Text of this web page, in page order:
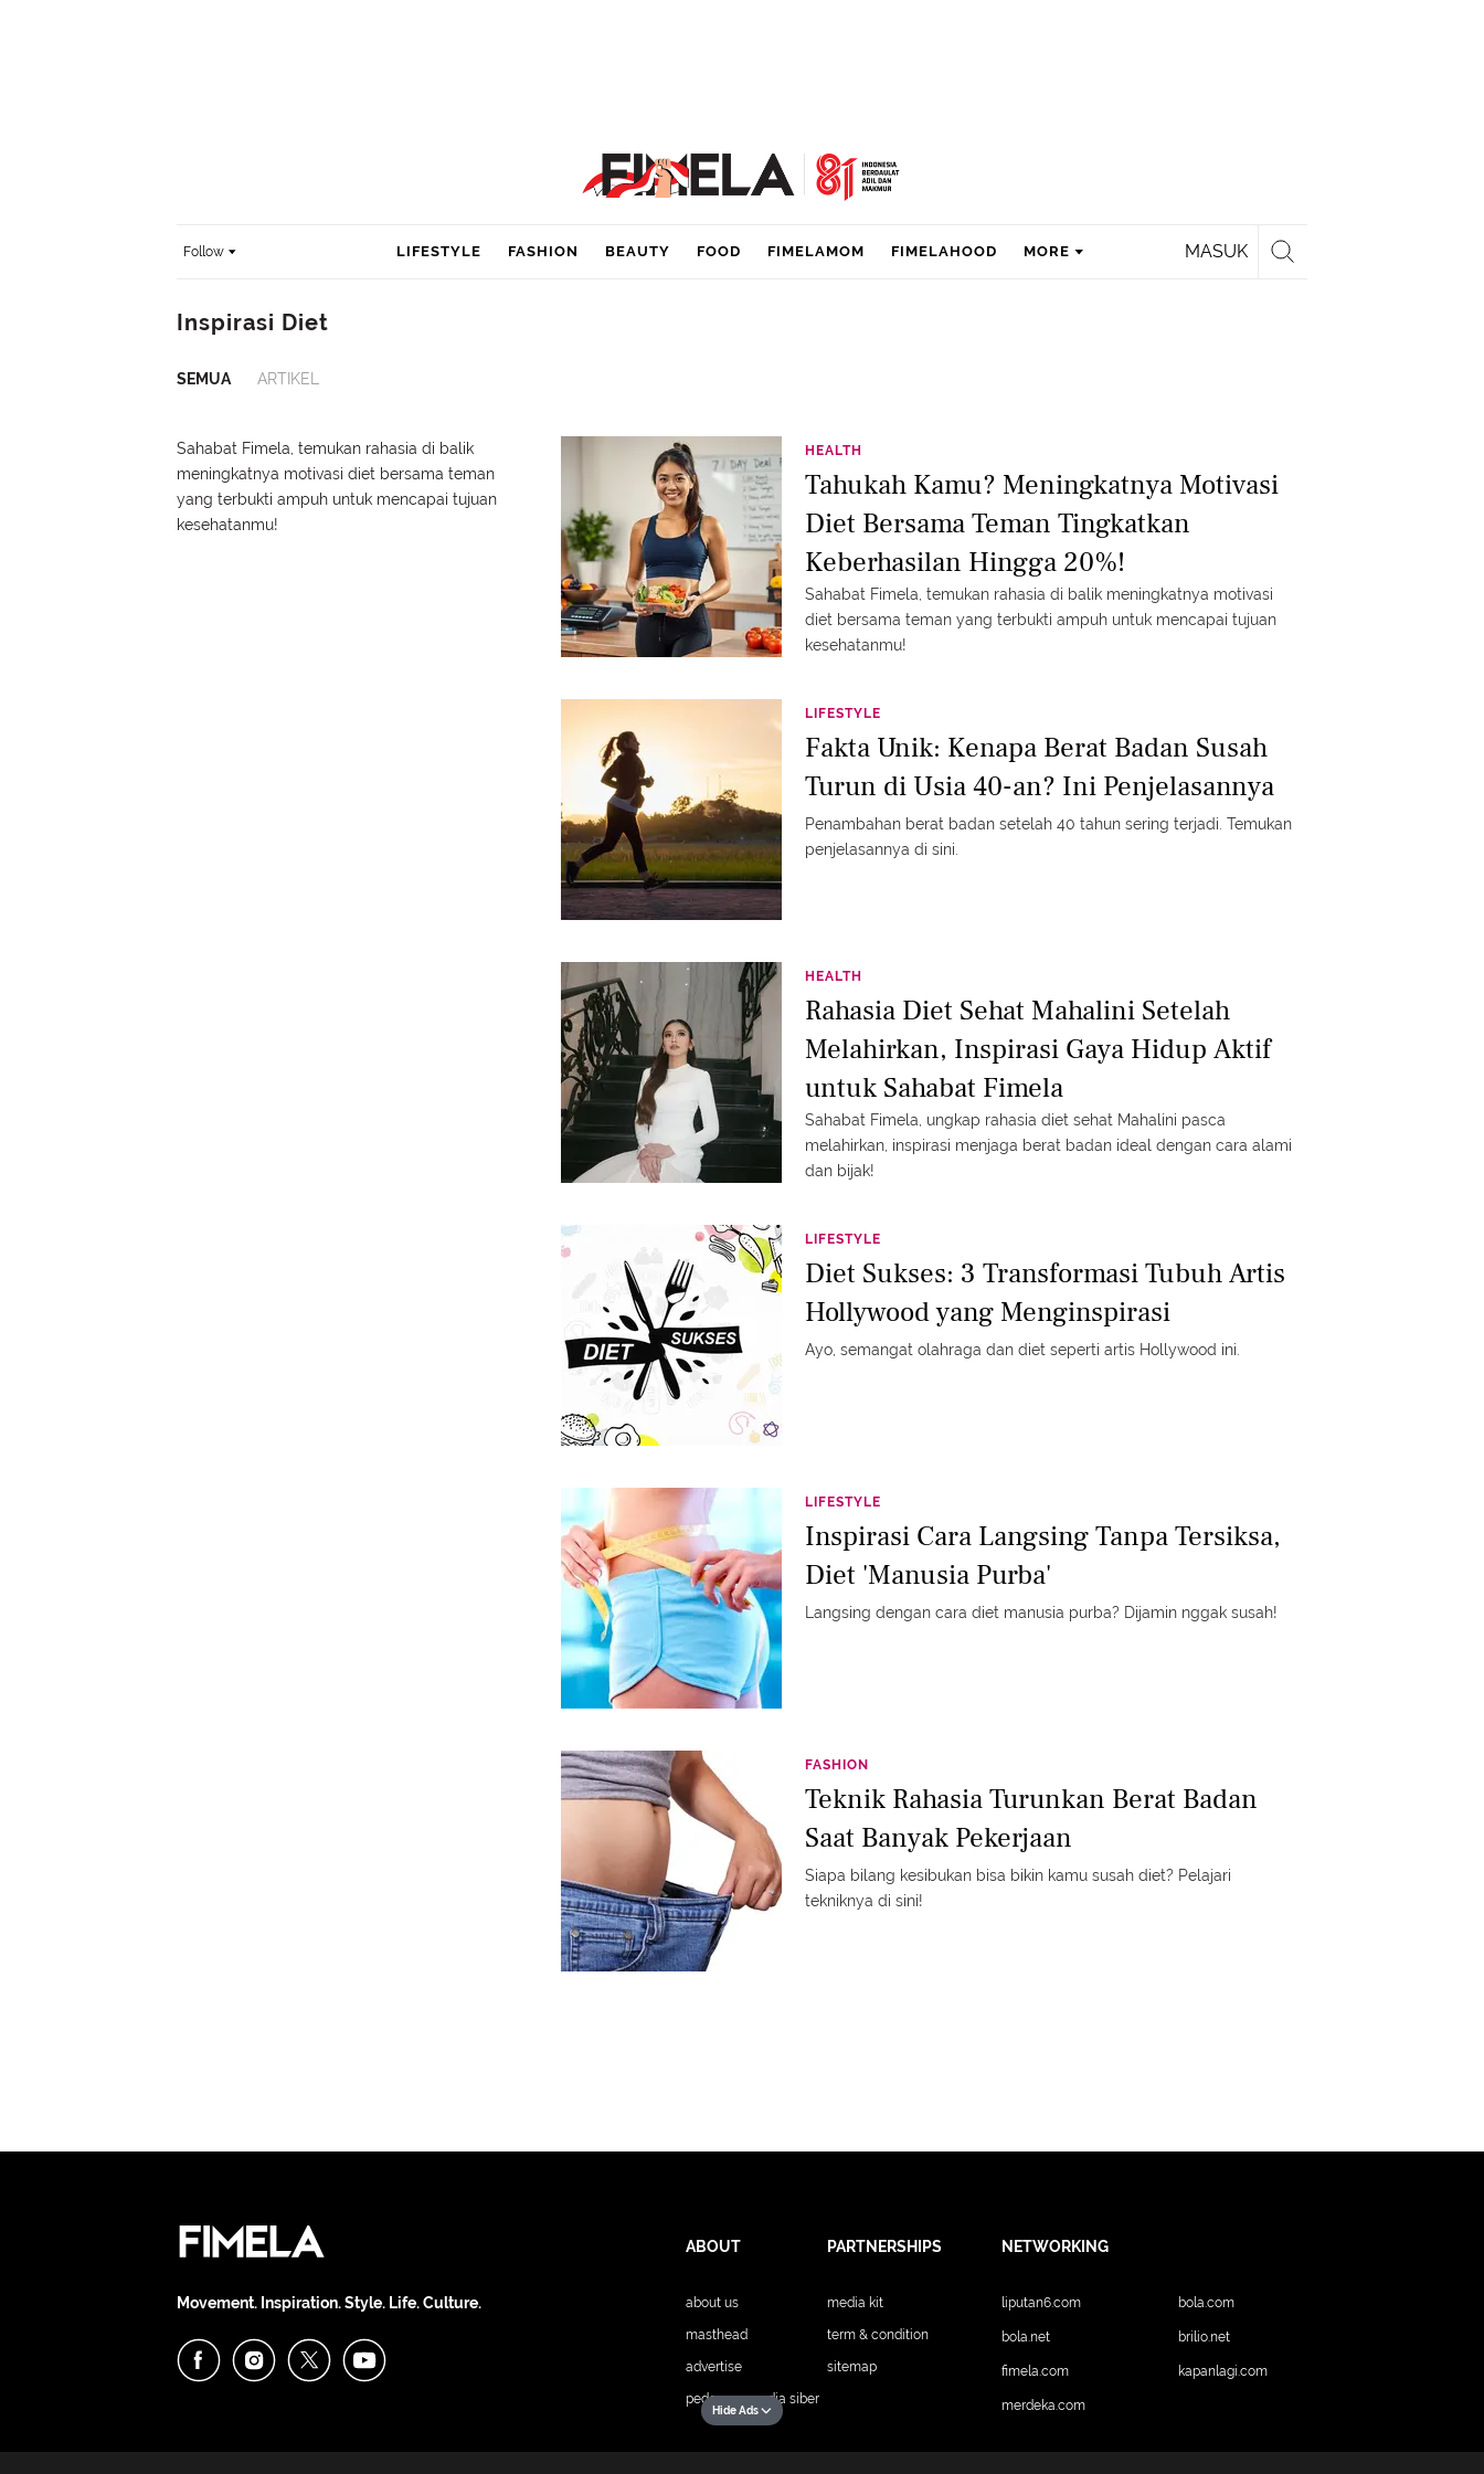
Follow MASUK
LIFESTYLE FASHION BEAUTY FOOD FIMELAMOM FIMELAHOOD MORE
Inspirasi Diet
SEMUA ARTIKEL
Sahabat Fimela, temukan rahasia di balik
meningkatnya motivasi diet bersama teman
yang terbukti ampuh untuk mencapai tujuan
kesehatanmu!
HEALTH
Tahukah Kamu? Meningkatnya Motivasi
Diet Bersama Teman Tingkatkan
Keberhasilan Hingga 20%!
Sahabat Fimela, temukan rahasia di balik meningkatnya motivasi
diet bersama teman yang terbukti ampuh untuk mencapai tujuan
kesehatanmu!
LIFESTYLE
Fakta Unik: Kenapa Berat Badan Susah
Turun di Usia 40-an? Ini Penjelasannya
Penambahan berat badan setelah 40 tahun sering terjadi. Temukan
penjelasannya di sini.
HEALTH
Rahasia Diet Sehat Mahalini Setelah
Melahirkan, Inspirasi Gaya Hidup Aktif
untuk Sahabat Fimela
Sahabat Fimela, ungkap rahasia diet sehat Mahalini pasca
melahirkan, inspirasi menjaga berat badan ideal dengan cara alami
dan bijak!
LIFESTYLE
Diet Sukses: 3 Transformasi Tubuh Artis
Hollywood yang Menginspirasi
Ayo, semangat olahraga dan diet seperti artis Hollywood ini.
LIFESTYLE
Inspirasi Cara Langsing Tanpa Tersiksa,
Diet 'Manusia Purba'
Langsing dengan cara diet manusia purba? Dijamin nggak susah!
FASHION
Teknik Rahasia Turunkan Berat Badan
Saat Banyak Pekerjaan
Siapa bilang kesibukan bisa bikin kamu susah diet? Pelajari
tekniknya di sini!
Movement. Inspiration. Style. Life. Culture.
ABOUT PARTNERSHIPS
about us media kit
masthead term & condition
advertise sitemap
pedoman media siber
NETWORKING
liputan6.com bola.com
bola.net brilio.net
fimela.com kapanlagi.com
merdeka.com
Hide Ads